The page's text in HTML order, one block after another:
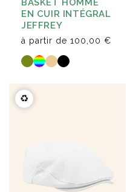
BASKET HOMME
EN CUIR INTÉGRAL
JEFFREY
à partir de 100,00 €
♻️